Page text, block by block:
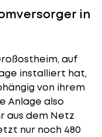
in
auf
installiert hat,
von ihrem
Anlage also
aus dem Netz
nur noch 480